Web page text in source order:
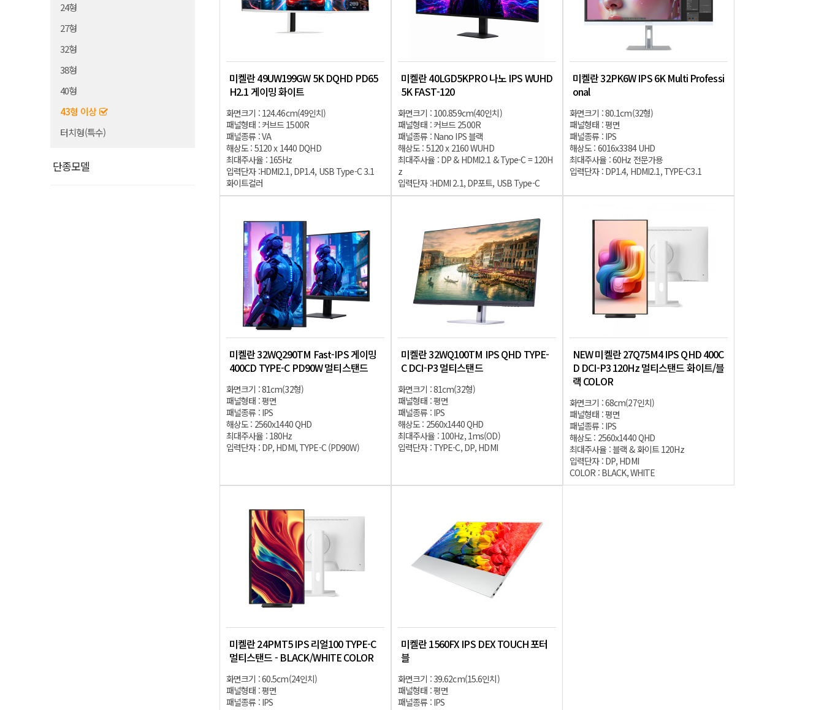
24형
27형
32형
38형
40형
43형 이상
터치형(특수)
단종모델
미켈란 49UW199GW 5K DQHD PD65
H2.1 게이밍 화이트
화면크기 : 124.46cm(49인치)
패널형태 : 커브드 1500R
패널종류 : VA
해상도 : 5120 x 1440 DQHD
최대주사율 : 165Hz
입력단자 :HDMI2.1, DP1.4, USB Type-C 3.1
화이트컬러
미켈란 40LGD5KPRO 나노 IPS WUHD
5K FAST-120
화면크기 : 100.859cm(40인치)
패널형태 : 커브드 2500R
패널종류 : Nano IPS 블랙
해상도 : 5120 x 2160 WUHD
최대주사율 : DP & HDMI2.1 & Type-C = 120H
z
입력단자 :HDMI 2.1, DP포트, USB Type-C
미켈란 32PK6W IPS 6K Multi Professi
onal
화면크기 : 80.1cm(32형)
패널형태 : 평면
패널종류 : IPS
해상도 : 6016x3384 UHD
최대주사율 : 60Hz 전문가용
입력단자 : DP1.4, HDMI2.1, TYPE-C3.1
미켈란 32WQ290TM Fast-IPS 게이밍
400CD TYPE-C PD90W 멀티스탠드
화면크기 : 81cm(32형)
패널형태 : 평면
패널종류 : IPS
해상도 : 2560x1440 QHD
최대주사율 : 180Hz
입력단자 : DP, HDMI, TYPE-C (PD90W)
미켈란 32WQ100TM IPS QHD TYPE-
C DCI-P3 멀티스탠드
화면크기 : 81cm(32형)
패널형태 : 평면
패널종류 : IPS
해상도 : 2560x1440 QHD
최대주사율 : 100Hz, 1ms(OD)
입력단자 : TYPE-C, DP, HDMI
NEW 미켈란 27Q75M4 IPS QHD 400C
D DCI-P3 120Hz 멀티스탠드 화이트/블
랙 COLOR
화면크기 : 68cm(27인치)
패널형태 : 평면
패널종류 : IPS
해상도 : 2560x1440 QHD
최대주사율 : 블랙 & 화이트 120Hz
입력단자 : DP, HDMI
COLOR : BLACK, WHITE
미켈란 24PMT5 IPS 리얼100 TYPE-C
멀티스탠드 - BLACK/WHITE COLOR
화면크기 : 60.5cm(24인치)
패널형태 : 평면
패널종류 : IPS
미켈란 1560FX IPS DEX TOUCH 포터
블
화면크기 : 39.62cm(15.6인치)
패널형태 : 평면
패널종류 : IPS